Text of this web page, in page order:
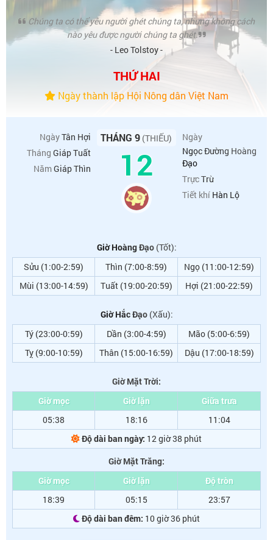
Chúng ta có thể yêu người ghét chúng ta, nhưng không cách
nào yêu được người chúng ta ghét.
- Leo Tolstoy -
THỨ HAI
Ngày thành lập Hội Nông dân Việt Nam
NgàyTân Hợi
ThángGiáp Tuất
NămGiáp Thìn
THÁNG 9 (THIẾU)
12
Ngày
Ngọc Đường Hoàng
Đạo
TrựcTrừ
Tiết khí Hàn Lộ
Giờ Hoàng Đạo(Tốt):
Sửu (1:00-2:59)
Thìn (7:00-8:59)
Ngọ (11:00-12:59)
Mùi (13:00-14:59)
Tuất (19:00-20:59) Hợi (21:00-22:59)
Giờ Hắc Đạo(Xấu):
Tý (23:00-0:59)
Dần (3:00-4:59)
Mão (5:00-6:59)
Tỵ (9:00-10:59)
Thân (15:00-16:59) Dậu (17:00-18:59)
Giờ Mặt Trời:
Giờ mọc
Giờ lặn
Giữa trưa
05:38
18:16
11:04
Độ dài ban ngày: 12 giờ 38 phút
Giờ Mặt Trăng:
Giờ mọc
Giờ lặn
Độ tròn
18:39
05:15
23:57
Độ dài ban đêm: 10 giờ 36 phút